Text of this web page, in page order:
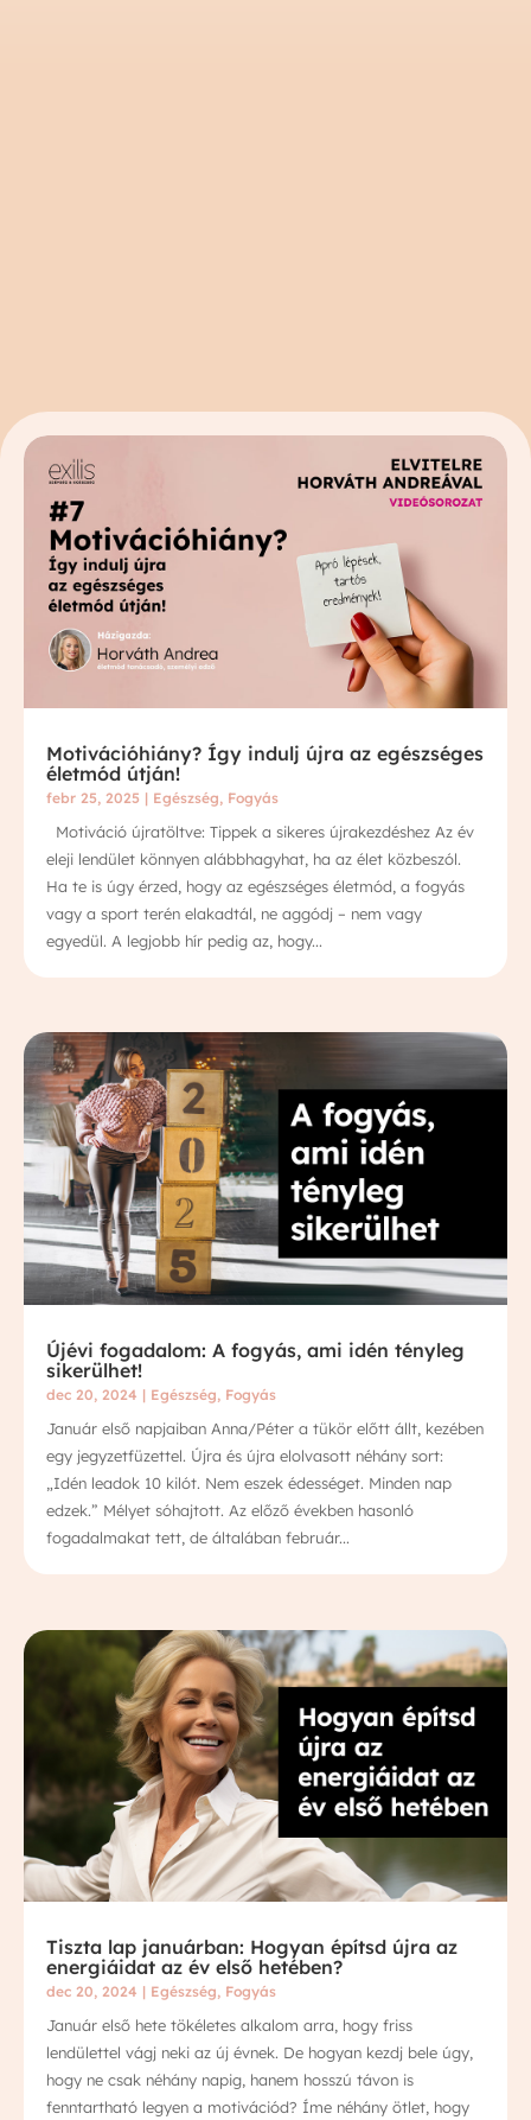
Motivációhiány? Így indulj újra az egészséges
életmód útján!
febr 25, 2025 | Egészség, Fogyás
Motiváció újratöltve: Tippek a sikeres újrakezdéshez Az év
eleji lendület könnyen alábbhagyhat, ha az élet közbeszól.
Ha te is úgy érzed, hogy az egészséges életmód, a fogyás
vagy a sport terén elakadtál, ne aggódj – nem vagy
egyedül. A legjobb hír pedig az, hogy...
Újévi fogadalom: A fogyás, ami idén tényleg
sikerülhet!
dec 20, 2024 | Egészség, Fogyás
Január első napjaiban Anna/Péter a tükör előtt állt, kezében
egy jegyzetfüzettel. Újra és újra elolvasott néhány sort:
„Idén leadok 10 kilót. Nem eszek édességet. Minden nap
edzek.” Mélyet sóhajtott. Az előző években hasonló
fogadalmakat tett, de általában február...
Tiszta lap januárban: Hogyan építsd újra az
energiáidat az év első hetében?
dec 20, 2024 | Egészség, Fogyás
Január első hete tökéletes alkalom arra, hogy friss
lendülettel vágj neki az új évnek. De hogyan kezdj bele úgy,
hogy ne csak néhány napig, hanem hosszú távon is
fenntartható legyen a motivációd? Íme néhány ötlet, hogy